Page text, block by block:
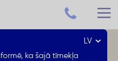
LV
ka šajā tīmekļa